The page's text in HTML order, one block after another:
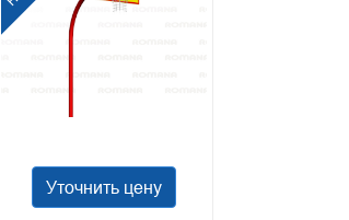
Уточнить цену